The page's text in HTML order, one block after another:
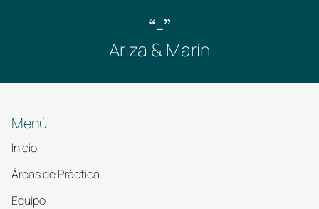
“-”
Ariza & Marín
Menú
Inicio
Áreas de Práctica
Equipo